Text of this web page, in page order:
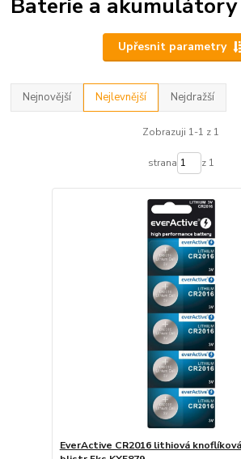
Upřesnit parametry
Nejnovější Nejlevnější Nejdražší
Zobrazuji 1-1 z 1
strana z 1
EverActive CR2016 lithiová